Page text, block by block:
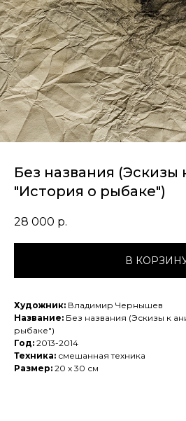
Без названия (Эскизы
"История о рыбаке")
28 000 р.
В
Художник: Владимир Чернышев
Название: Без названия (Эскизы к
рыбаке")
Год: 2013-2014
Техника: смешанная техника
Размер: 20 х 30 см